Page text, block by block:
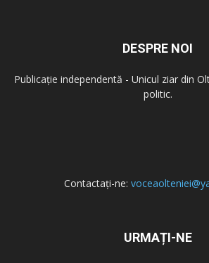
DESPRE NOI
Publicație independentă - Unicul ziar din
politic.
Contactați-ne:
URMAȚI-NE